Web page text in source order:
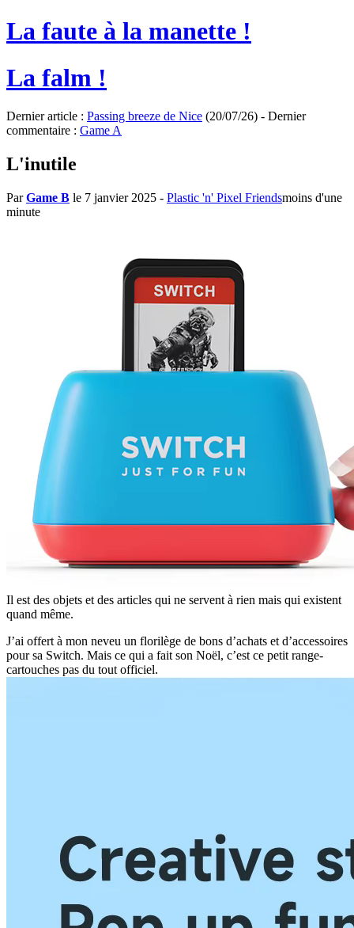
La faute à la manette !
La falm !
Dernier article : Passing breeze de Nice (20/07/26) - Dernier
commentaire : Game A
L'inutile
ParGame B le 7 janvier 2025 - Plastic 'n' Pixel Friendsmoins d'une
minute
Il est des objets et des articles qui ne servent à rien mais qui existent
quand même.
J’ai offert à mon neveu un florilège de bons d’achats et d’accessoires
pour sa Switch. Mais ce qui a fait son Noël, c’est ce petit range-
cartouches pas du tout officiel.